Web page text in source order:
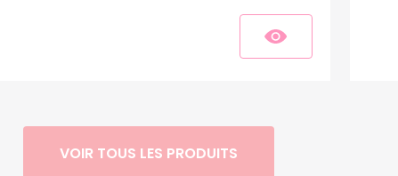
VOIR TOUS LES PRODUITS